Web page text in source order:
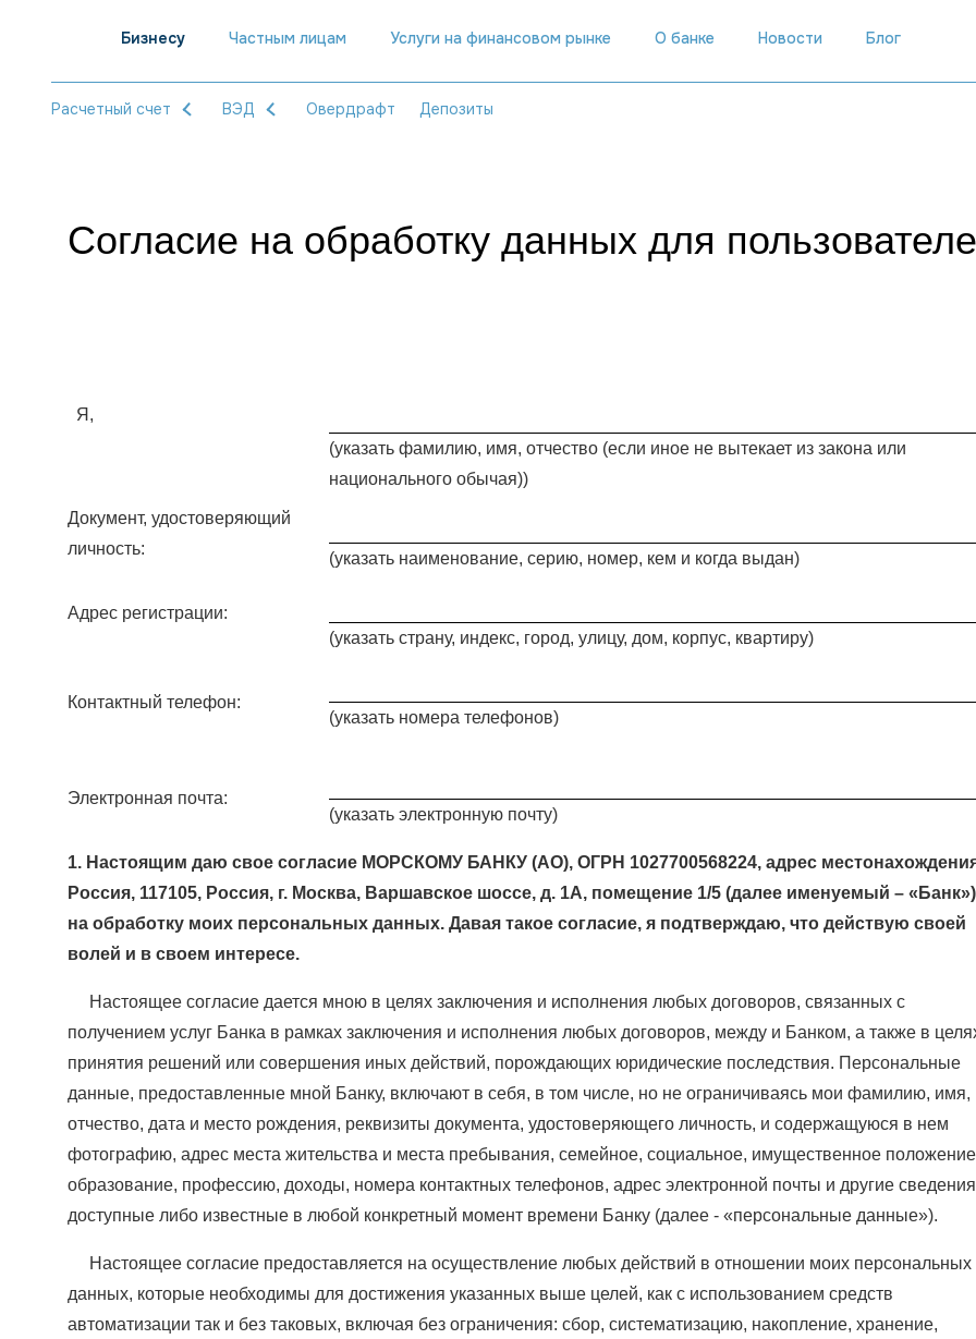
Бизнесу Частным лицам Услуги на финансовом рынке О банке Новости Блог
Расчетный счет ВЭД Овердрафт Депозиты
Согласие на обработку данных для
Я,
(указать фамилию, имя, отчество (если иное не вытекает из закона или
национального обычая))
Документ, удостоверяющий
личность:
(указать наименование, серию, номер, кем и когда выдан)
Адрес регистрации:
(указать страну, индекс, город, улицу, дом, корпус, квартиру)
Контактный телефон:
Электронная почта:
(указать номера телефонов)
(указать электронную почту)
1. Настоящим даю свое согласие МОРСКОМУ БАНКУ (АО), ОГРН 1027700568224, адрес
Россия, 117105, Россия, г. Москва, Варшавское шоссе, д. 1А, помещение 1/5 (далее именуемый – «Банк»)
на обработку моих персональных данных. Давая такое согласие, я подтверждаю, что действую своей
волей и в своем интересе.
Настоящее согласие дается мною в целях заключения и исполнения любых договоров, связанных с
получением услуг Банка в рамках заключения и исполнения любых договоров, между и Банком, а также в
принятия решений или совершения иных действий, порождающих юридические последствия. Персональные
данные, предоставленные мной Банку, включают в себя, в том числе, но не ограничиваясь мои фамилию, имя,
отчество, дата и место рождения, реквизиты документа, удостоверяющего личность, и содержащуюся в нем
фотографию, адрес места жительства и места пребывания, семейное, социальное, имущественное
образование, профессию, доходы, номера контактных телефонов, адрес электронной почты и другие
доступные либо известные в любой конкретный момент времени Банку (далее - «персональные данные»).
Настоящее согласие предоставляется на осуществление любых действий в отношении моих персональных
данных, которые необходимы для достижения указанных выше целей, как с использованием средств
автоматизации так и без таковых, включая без ограничения: сбор, систематизацию, накопление, хранение,